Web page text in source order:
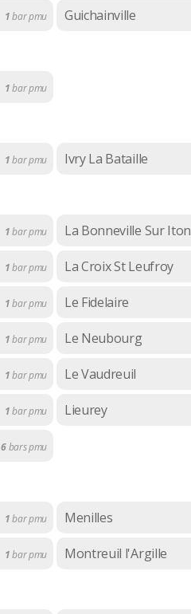
1bar pmu Guichainville
1bar pmu
1bar pmu Ivry La Bataille
1bar pmu La Bonneville Sur Iton
1bar pmu La Croix St Leufroy
1bar pmu Le Fidelaire
1bar pmu Le Neubourg
1bar pmu Le Vaudreuil
1bar pmu Lieurey
6bars pmu
1bar pmu Menilles
1bar pmu Montreuil l'Argille